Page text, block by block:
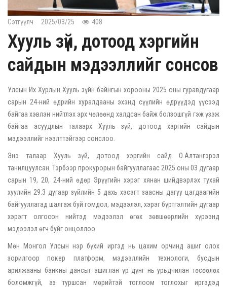
Сэтгүүлч 2025/03/25 408
Хууль зүй, дотоод хэргийн
сайдын мэдээллийг сонсов
Улсын Их Хурлын Хууль зүйн байнгын хорооны 2025 оны гуравдугаар
сарын 24-ний өдрийн хуралдааны эхэнд сүүлийн өдрүүдэд үүсээд
байгаа хэвлэн нийтлэх эрх чөлөөнд халдсан байж болзошгүй гэж үзэж
байгаа асуудлын талаарх Хууль зүй, дотоод хэргийн сайдын
мэдээллийг нээлттэйгээр сонслоо.
Энэ талаар Хууль зүй, дотоод хэргийн сайд О.Алтангэрэл
танилцуулсан. Тэрбээр прокурорын байгууллагаас 2025 оны 03 дугаар
сарын 19, 20, 24-ний өдөр Эрүүгийн хэрэг хянан шийдвэрлэх тухай
хуулийн 29.3 дугаар зүйлийн 5 дахь хэсэгт заасны дагуу цагдаагийн
байгууллагад шалгаж буй гомдол, мэдээлэл, хэрэг бүртгэлтийн дугаар
хэрэгт олгосон нийтэд мэдээлэл өгөх зөвшөөрлийн хүрээнд
мэдээлэл өгч буйг онцоллоо.
Мөн Монгол Улсын нэр бүхий иргэд нь цахим орчинд ашиг олох
зорилгоор покер платформ, мэдээллийн технологи, бусдын
арилжааны банкны дансыг ашиглан үр дүнг нь урьдчилан төсөөлөх
боломжгүй, аз туршсан мөрийтэй тоглоом тоглохыг иргэдэд